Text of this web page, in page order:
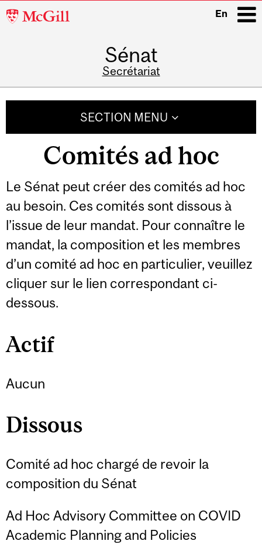
McGill
En
Sénat
Secrétariat
SECTION MENU
Comités ad hoc
Le Sénat peut créer des comités ad hoc
au besoin. Ces comités sont dissous à
l’issue de leur mandat. Pour connaître le
mandat, la composition et les membres
d’un comité ad hoc en particulier, veuillez
cliquer sur le lien correspondant ci-
dessous.
Actif
Aucun
Dissous
Comité ad hoc chargé de revoir la
composition du Sénat
Ad Hoc Advisory Committee on COVID
Academic Planning and Policies